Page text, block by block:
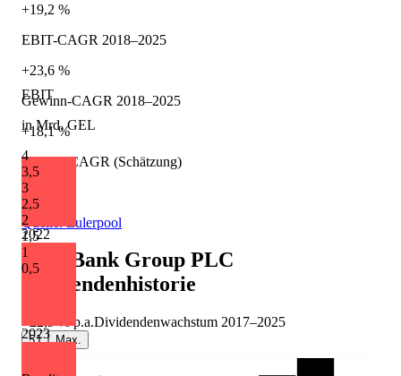
2022
2023
EBIT
in Mrd. GEL
4
3,5
3
2,5
2
1,5
1
0,5
+19,2 %
EBIT-CAGR 2018–2025
+23,6 %
Gewinn-CAGR 2018–2025
+18,1 %
Umsatz-CAGR (Schätzung)
+17,3 %
Quelle: Eulerpool
TBC Bank Group PLC
Dividendenhistorie
p.a.Dividendenwachstum 2017–2025
5J Max.